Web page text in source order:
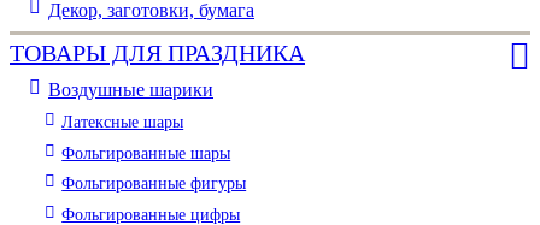
Декор, заготовки, бумага
ТОВАРЫ ДЛЯ ПРАЗДНИКА
Воздушные шарики
Латексные шары
Фольгированные шары
Фольгированные фигуры
Фольгированные цифры